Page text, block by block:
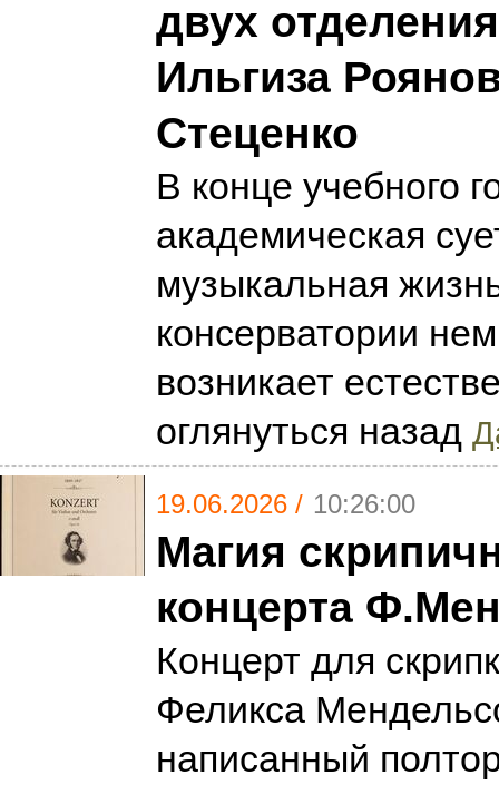
двух
Ильгиза
Стеценко
В конце учебного
академическая
музыкальная
консерватории
возникает
оглянуться назад
19.06.2026 / 10:26:00
Магия
концерта
Концерт для
Феликса
написанный